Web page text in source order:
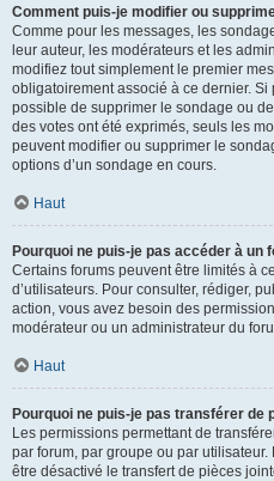
Comment puis-je modifier ou
Comme pour les messages, les
leur auteur, les modérateurs et les
modifiez tout simplement le premier
obligatoirement associé à ce dernier. Si
possible de supprimer le sondage ou
des votes ont été exprimés, seuls les
peuvent modifier ou supprimer le
options d’un sondage en cours.
Haut
Pourquoi ne puis-je pas accéder à un
Certains forums peuvent être limités à
d’utilisateurs. Pour consulter, rédiger,
action, vous avez besoin des
modérateur ou un administrateur du
Haut
Pourquoi ne puis-je pas transférer de
Les permissions permettant de
par forum, par groupe ou par
être désactivé le transfert de pièces